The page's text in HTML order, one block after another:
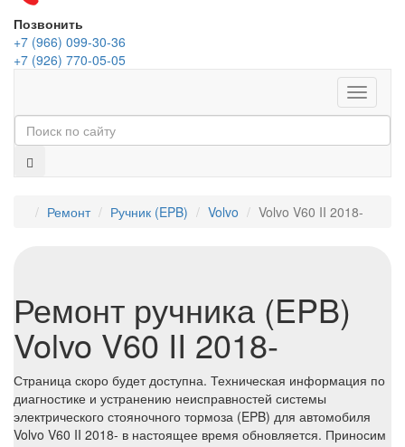
Позвонить
+7 (966) 099-30-36
+7 (926) 770-05-05
Меню
Ремонт ⁠Ручник (EPB) Volvo Volvo V60 II 2018-
Ремонт ручника (EPB)
Volvo V60 II 2018-
Страница скоро будет доступна. Техническая информация по
диагностике и устранению неисправностей системы
электрического стояночного тормоза (EPB) для автомобиля
Volvo V60 II 2018- в настоящее время обновляется. Приносим